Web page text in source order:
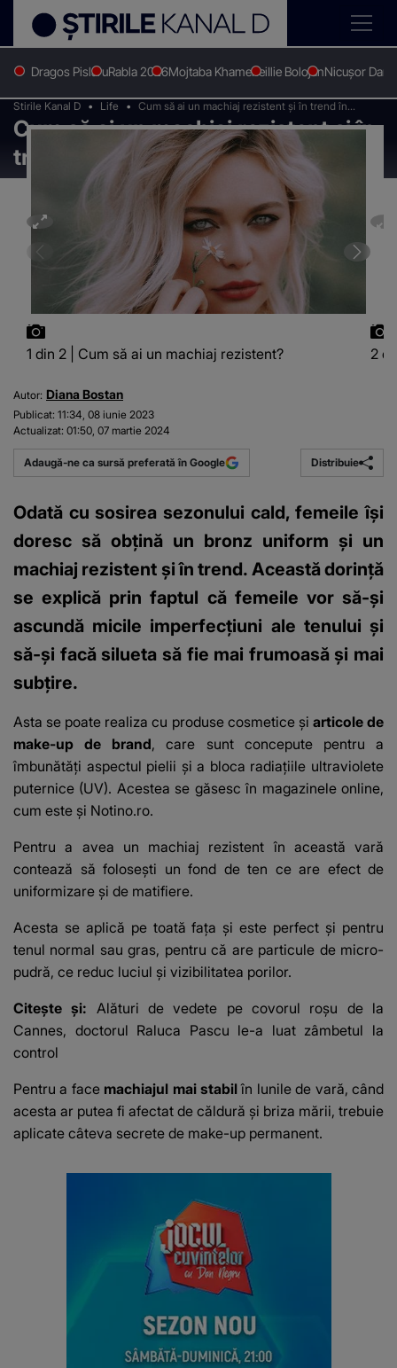
Dragos PislaruRabla 2026Mojtaba KhameneiIlie BolojanNicușor Dan
Stirile Kanal D Life
Cum să ai un machiaj rezistent și în trend în
această vară?
Cum să ai un machiaj rezistent și în
trend în această vară?
1 din 2 | Cum să ai un machiaj rezistent? 2
Autor: Diana Bostan
Publicat: 11:34, 08 iunie 2023
Actualizat: 01:50, 07 martie 2024
Adaugă-ne ca sursă preferată în Google Distribuie
Odată cu sosirea sezonului cald, femeile își
doresc să obțină un bronz uniform și un
machiaj rezistent și în trend. Această dorință
se explică prin faptul că femeile vor să-și
ascundă micile imperfecțiuni ale tenului și
să-și facă silueta să fie mai frumoasă și mai
subțire.
Asta se poate realiza cu produse cosmetice și articole de
make-up de brand, care sunt concepute pentru a
îmbunătăți aspectul pielii și a bloca radiațiile ultraviolete
puternice (UV). Acestea se găsesc în magazinele online,
cum este și Notino.ro.
Pentru a avea un machiaj rezistent în această vară
contează să folosești un fond de ten ce are efect de
uniformizare și de matifiere.
Acesta se aplică pe toată fața și este perfect și pentru
tenul normal sau gras, pentru că are particule de micro-
pudră, ce reduc luciul și vizibilitatea porilor.
Citește și: Alături de vedete pe covorul roșu de la
Cannes, doctorul Raluca Pascu le-a luat zâmbetul la
control
Pentru a face machiajul mai stabilîn lunile de vară, când
acesta ar putea fi afectat de căldură și briza mării, trebuie
aplicate câteva secrete de make-up permanent.